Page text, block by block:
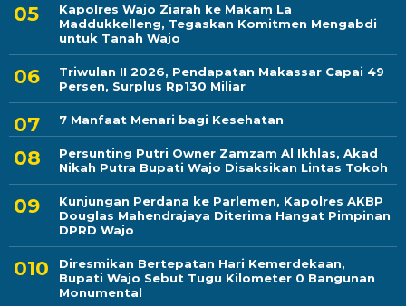
Kapolres Wajo Ziarah ke Makam La
Maddukkelleng, Tegaskan Komitmen Mengabdi
untuk Tanah Wajo
Triwulan II 2026, Pendapatan Makassar Capai 49
Persen, Surplus Rp130 Miliar
7 Manfaat Menari bagi Kesehatan
Persunting Putri Owner Zamzam Al Ikhlas, Akad
Nikah Putra Bupati Wajo Disaksikan Lintas Tokoh
Kunjungan Perdana ke Parlemen, Kapolres AKBP
Douglas Mahendrajaya Diterima Hangat Pimpinan
DPRD Wajo
Diresmikan Bertepatan Hari Kemerdekaan,
Bupati Wajo Sebut Tugu Kilometer 0 Bangunan
Monumental